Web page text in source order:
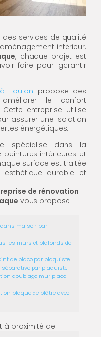
des services de qualité
intérieur.
, chaque projet est
faire pour garantir
Toulon propose des
le confort
entreprise utilise
assurer une isolation
énergétiques.
spécialise dans la
intérieures et
surface est traitée
durable et
de rénovation
vous propose
maison par
les murs et plafonds de
de placo par plaquiste
séparative par plaquiste
doublage mur placo
plaque de plâtre avec
à proximité de :